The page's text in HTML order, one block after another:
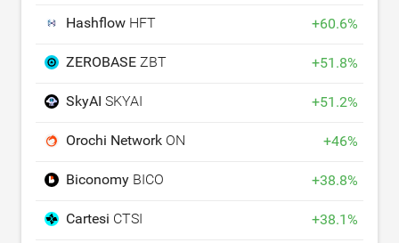
Hashflow HFT +60.6%
ZEROBASE ZBT +51.8%
SkyAI SKYAI +51.2%
Orochi Network ON +46%
Biconomy BICO +38.8%
Cartesi CTSI +38.1%